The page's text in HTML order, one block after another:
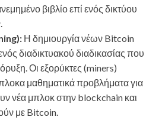
βιβλίο επί ενός δικτύου
Η δημιουργία νέων Bitcoin
διαδικτυακού διαδικασίας που
Οι εξορύκτες (miners)
μαθηματικά προβλήματα για
νέα μπλοκ στην blockchain και
με Bitcoin.